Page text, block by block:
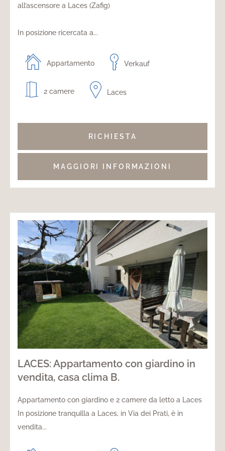
all’ascensore a Laces (Zafig)
In posizione ricercata a...
Appartamento Verkauf
2 camere Laces
RICHIESTA
MAGGIORI INFORMAZIONI
LACES: Appartamento con giardino in
vendita, casa clima B.
Appartamento con giardino e 2 camere da letto a Laces
In posizione tranquilla a Laces, in Via dei Prati, è in
vendita...